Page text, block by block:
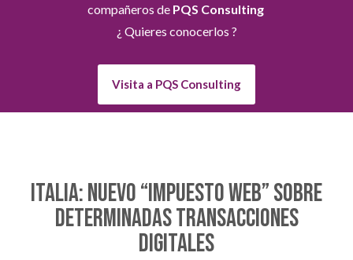
compañeros de PQS Consulting
¿ Quieres conocerlos ?
Visita a PQS Consulting
ITALIA: Nuevo “impuesto web” sobre
determinadas transacciones
digitales